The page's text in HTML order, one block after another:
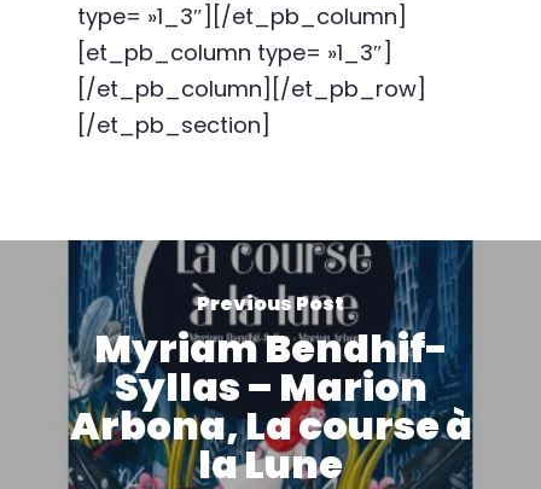
type= »1_3″][/et_pb_column]
[et_pb_column type= »1_3″]
[/et_pb_column][/et_pb_row]
[/et_pb_section]
Previous Post
Myriam Bendhif-
Syllas – Marion
Arbona, La course à
la Lune